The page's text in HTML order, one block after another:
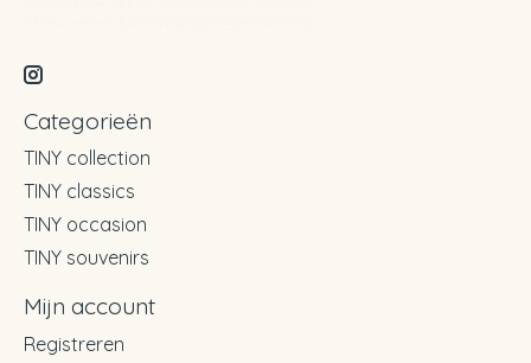
Categorieën
TINY collection
TINY classics
TINY occasion
TINY souvenirs
Mijn account
Registreren